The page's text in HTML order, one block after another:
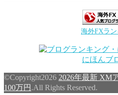
海外FXラ
にほんブ
©Copyright2026 2026年最新 XM
100万円 .All Rights Reserved.